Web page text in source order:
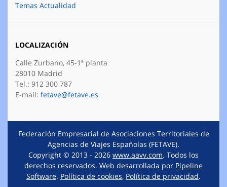
Temas Actualidad
LOCALIZACIÓN
Calle Zurbano, 45-1ª planta
28010 Madrid
Tel.: 912 300 787
E-mail: fetave@fetave.es
Federación Empresarial de Asociaciones Territoriales de
Agencias de Viajes Españolas (FETAVE).
Copyright © 2013 - 2026 www.aavv.com. Todos los
derechos reservados. Web desarrollada por Pipeline
Software. Política de cookies, Política de privacidad.